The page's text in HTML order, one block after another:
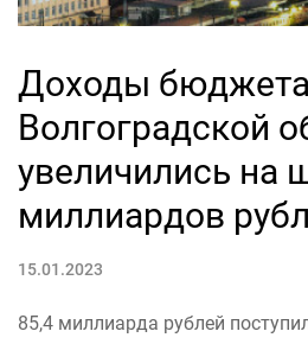
Доходы бюджета
Волгоградской
увеличились на
миллиардов
15.01.2023
85,4 миллиарда рублей